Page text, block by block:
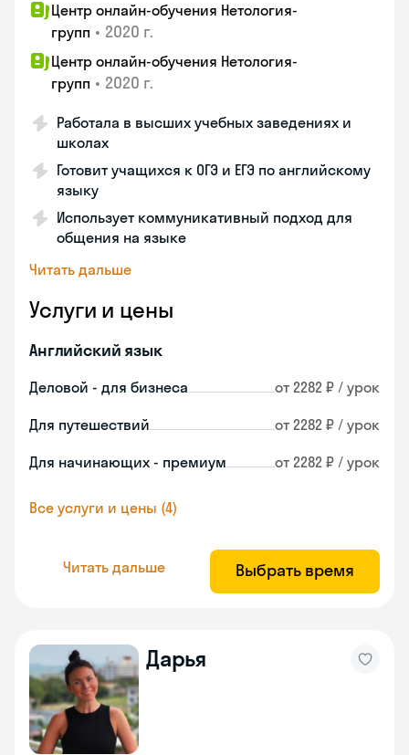
Центр онлайн-обучения Нетология-
групп • 2020 г.
Центр онлайн-обучения Нетология-
групп • 2020 г.
Работала в высших учебных заведениях и
школах
Готовит учащихся к ОГЭ и ЕГЭ по английскому
языку
Использует коммуникативный подход для
общения на языке
Читать дальше
Услуги и цены
Английский язык
Деловой - для бизнеса от 2282 ₽ / урок
Для путешествий от 2282 ₽ / урок
Для начинающих - премиум от 2282 ₽ / урок
Все услуги и цены (4)
Читать дальше Выбрать время
Дарья